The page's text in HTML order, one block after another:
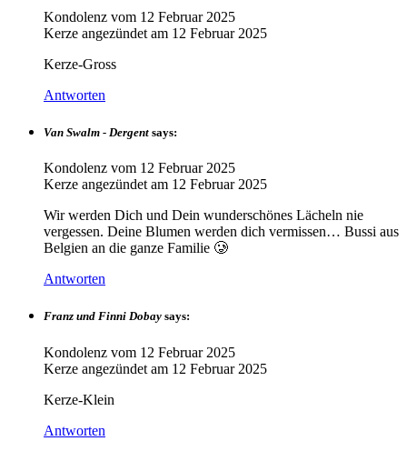
Kondolenz vom 12 Februar 2025
Kerze angezündet am 12 Februar 2025
Kerze-Gross
Antworten
Van Swalm - Dergent says:
Kondolenz vom 12 Februar 2025
Kerze angezündet am 12 Februar 2025
Wir werden Dich und Dein wunderschönes Lächeln nie
vergessen. Deine Blumen werden dich vermissen… Bussi aus
Belgien an die ganze Familie 🥲
Antworten
Franz und Finni Dobay says:
Kondolenz vom 12 Februar 2025
Kerze angezündet am 12 Februar 2025
Kerze-Klein
Antworten